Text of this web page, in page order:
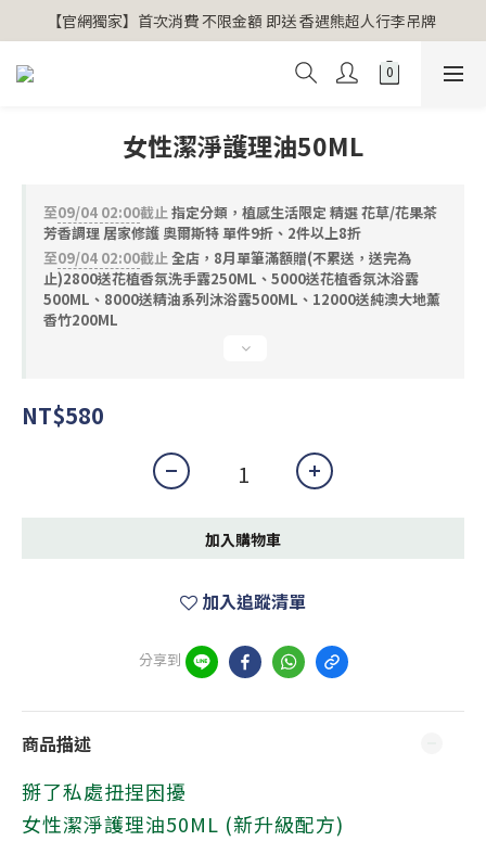
【官網獨家】首次消費 不限金額 即送 香遇熊超人行李吊牌
【官網獨家】首次消費 不限金額 即送 香遇熊超人行李吊牌
安心專用淨化包10入X3 原價960元 特價680元
【官網獨家】首次消費 不限金額 即送 香遇熊超人行李吊牌
女性潔淨護理油50ML
至09/04 02:00截止指定分類，植感生活限定 精選 花草/花果茶
芳香調理 居家修護 奧爾斯特 單件9折、2件以上8折
至09/04 02:00截止全店，8月單筆滿額贈(不累送，送完為
止)2800送花植香氛洗手露250ML、5000送花植香氛沐浴露
500ML、8000送精油系列沐浴露500ML、12000送純澳大地薰
香竹200ML
NT$580
加入購物車
加入追蹤清單
分享到
商品描述
掰了私處扭捏困擾
女性潔淨護理油50ML (新升級配方)